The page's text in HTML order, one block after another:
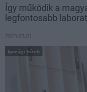
Így működik a
legfontosabb
2023.03.01
Iparági hírek